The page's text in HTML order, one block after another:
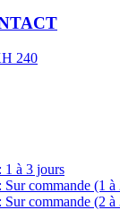
240
1 à 3 jours
Sur commande (1 à
Sur commande (2 à